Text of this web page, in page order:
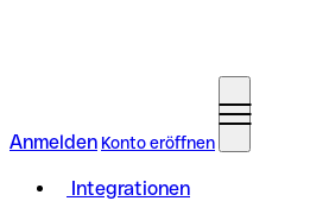
Anmelden Konto eröffnen
Integrationen